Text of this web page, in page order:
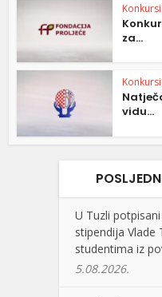
Konkursi
za...
Konkursi
vidu...
U Tuzli
stipendija Vlade
studentima iz
5.08.2026.